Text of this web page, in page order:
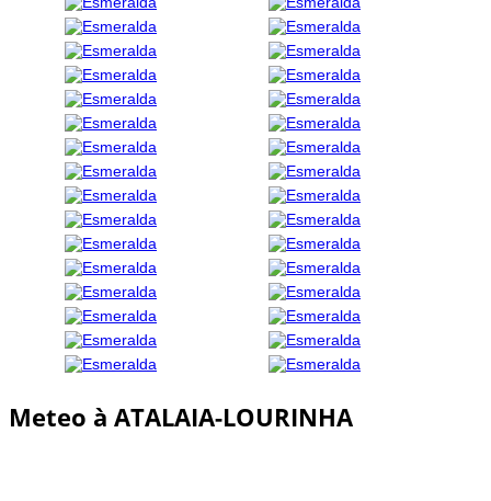
Meteo à ATALAIA-LOURINHA